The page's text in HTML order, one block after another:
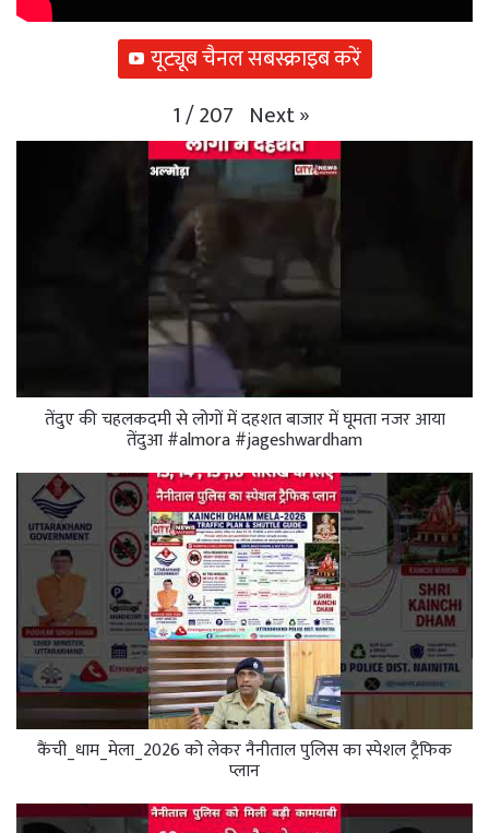
यूट्यूब चैनल सबस्क्राइब करें
1/207 Next»
तेंदुए की चहलकदमी से लोगों में दहशत बाजार में घूमता नजर आया
तेंदुआ #almora #jageshwardham
कैंची_धाम_मेला_2026 को लेकर नैनीताल पुलिस का स्पेशल ट्रैफिक
प्लान